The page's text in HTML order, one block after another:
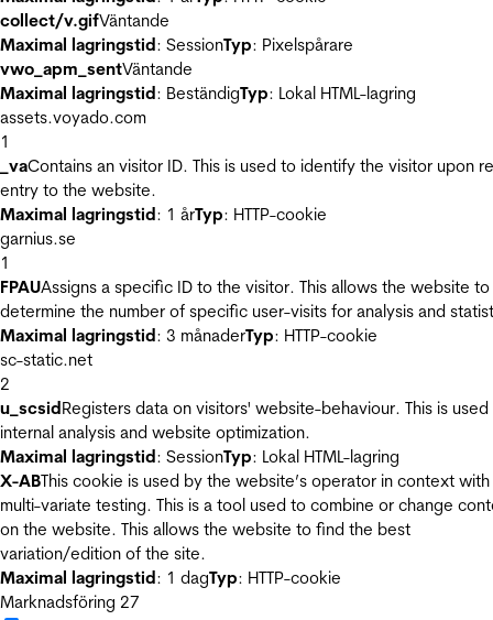
collect/v.gifVäntande
Maximal lagringstid: SessionTyp: Pixelspårare
vwo_apm_sentVäntande
Maximal lagringstid: BeständigTyp: Lokal HTML-lagring
assets.voyado.com
1
_vaContains an visitor ID. This is used to identify the visitor upon
entry to the website.
Maximal lagringstid: 1 årTyp: HTTP-cookie
garnius.se
1
FPAUAssigns a specific ID to the visitor. This allows the website to
determine the number of specific user-visits for analysis and
Maximal lagringstid: 3 månaderTyp: HTTP-cookie
sc-static.net
2
u_scsidRegisters data on visitors' website-behaviour. This is
internal analysis and website optimization.
Maximal lagringstid: SessionTyp: Lokal HTML-lagring
X-ABThis cookie is used by the website’s operator in context with
multi-variate testing. This is a tool used to combine or change
on the website. This allows the website to find the best
variation/edition of the site.
Maximal lagringstid: 1 dagTyp: HTTP-cookie
Marknadsföring 27